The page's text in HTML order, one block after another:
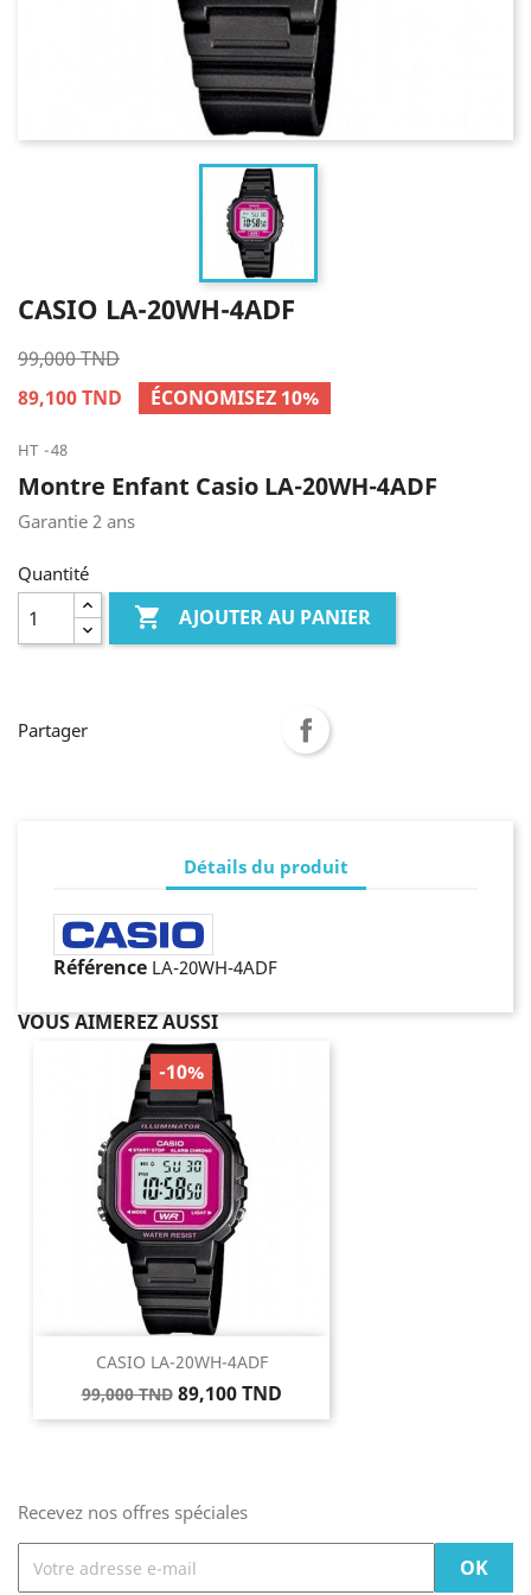
CASIO LA-20WH-4ADF
99,000 TND
89,100 TND
ÉCONOMISEZ 10%
HT 48
Montre Enfant Casio LA-20WH-4ADF
Garantie 2 ans
Quantité
 AJOUTER AU PANIER
Partager
Détails du produit
Référence LA-20WH-4ADF
VOUS AIMEREZ AUSSI
CASIO LA-20WH-4ADF
Prix
de
99,000 TND Prix
89,100 TND
-10%
Recevez nos offres spéciales